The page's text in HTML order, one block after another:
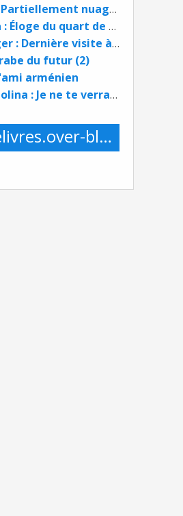
Antoine Choplin : Partiellement nuageux
Julia Huan Bernon : Éloge du quart de siècle
Marie-Sabine Roger : Dernière visite à ma mère
du futur (2)
arménien
Antonio Muñoz Molina : Je ne te verrai pas mourir
passseuredelivres.over-blog.com